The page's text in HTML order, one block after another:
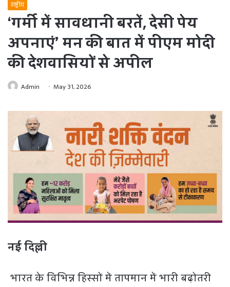
राष्ट्रीय
‘गर्मी में सावधानी बरतें, देसी पेय
अपनाएं’ मन की बात में पीएम मोदी
की देशवासियों से अपील
Admin May 31, 2026
नई दिल्ली
भारत के विभिन्न हिस्सों में तापमान में भारी बढ़ोतरी